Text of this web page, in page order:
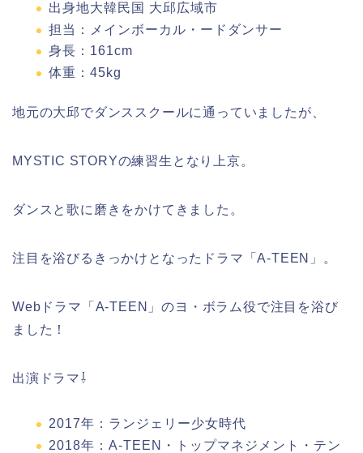
出身地大韓民国 大邱広域市
担当：メインボーカル・ードダンサー
身長：161cm
体重：45kg
地元の大邱でダンススクールに通っていましたが、
MYSTIC STORYの練習生となり上京。
ダンスと歌に磨きをかけてきました。
注目を浴びるきっかけとなったドラマ「A‐TEEN」。
Webドラマ「A-TEEN」のヨ・ボラム役で注目を浴び
ました！
出演ドラマ⇩
2017年：ランジェリー少女時代
2018年：A-TEEN・トップマネジメント・テン